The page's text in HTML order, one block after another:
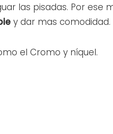
las pisadas. Por ese
y dar mas comodidad.
el Cromo y níquel.